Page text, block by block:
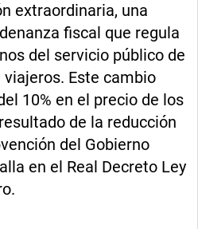
extraordinaria, una
fiscal que regula
del servicio público de
Este cambio
10% en el precio de los
de la reducción
del Gobierno
en el Real Decreto Ley